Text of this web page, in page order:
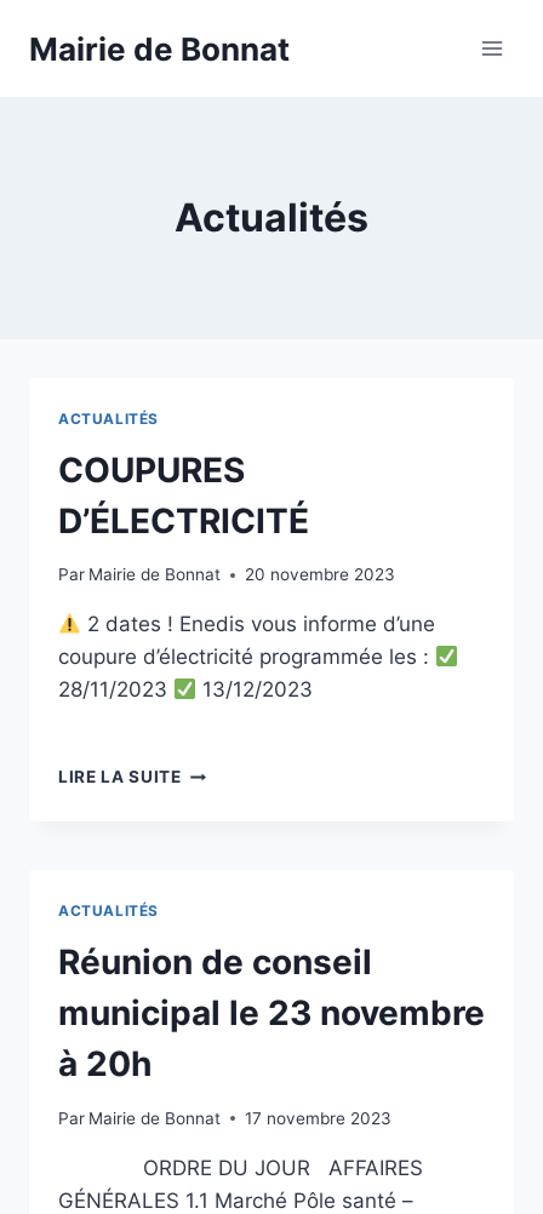
Mairie de Bonnat
Actualités
ACTUALITÉS
COUPURES
D’ÉLECTRICITÉ
Par Mairie de Bonnat 20 novembre 2023
2 dates ! Enedis vous informe d’une
coupure d’électricité programmée les :
28/11/2023
13/12/2023
LIRE LA SUITE
ACTUALITÉS
Réunion de conseil
municipal le 23 novembre
à 20h
Par Mairie de Bonnat 17 novembre 2023
ORDRE DU JOUR AFFAIRES
GÉNÉRALES 1.1 Marché Pôle santé –